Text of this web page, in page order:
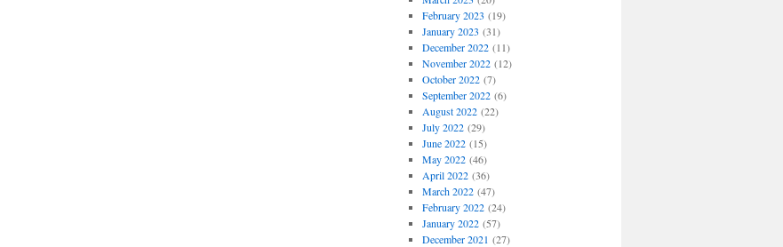
February 2023 (19)
January 2023 (31)
December 2022(11)
November 2022(12)
October 2022(7)
September 2022(6)
August 2022(22)
July 2022(29)
June 2022(15)
May 2022(46)
April 2022(36)
March 2022(47)
February 2022(24)
January 2022(57)
December 2021 (27)